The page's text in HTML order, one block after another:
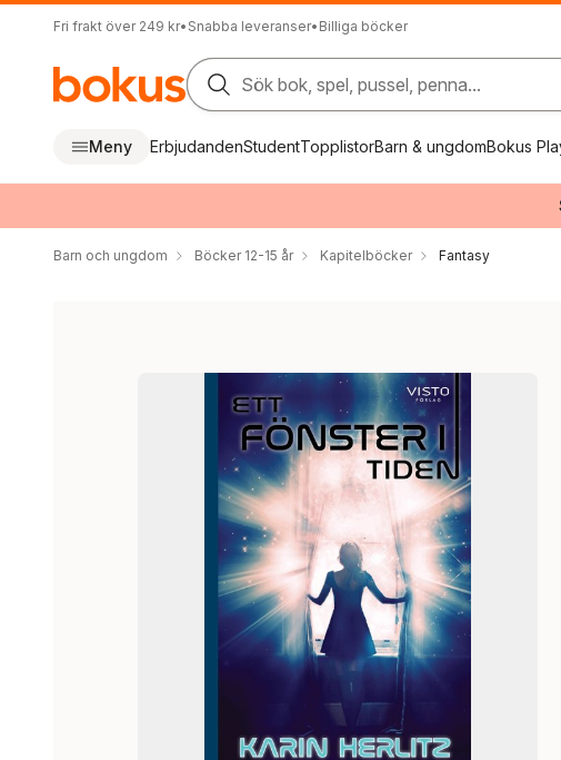
Fri frakt över 249 kr• Snabba leveranser• Billiga böcker
Sök bok, spel, pussel, penna...
Meny ErbjudandenStudentTopplistorBarn & ungdomBokus
Barn och ungdom Böcker 12-15 år Kapitelböcker Fantasy